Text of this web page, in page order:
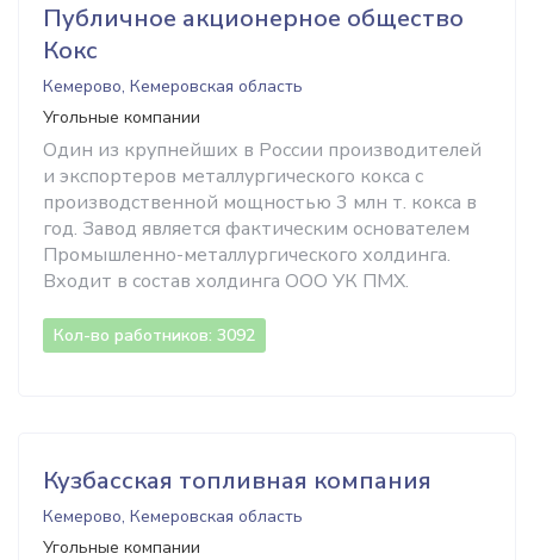
Публичное акционерное общество
Кокс
Кемерово, Кемеровская область
Угольные компании
Один из крупнейших в России производителей
и экспортеров металлургичес­кого кокса с
производственной мощностью 3 млн т. кокса в
год. Завод является фактическим основателем
Промышленно-металлургического холдинга.
Входит в состав холдинга ООО УК ПМХ.
Кол-во работников: 3092
Кузбасская топливная компания
Кемерово, Кемеровская область
Угольные компании